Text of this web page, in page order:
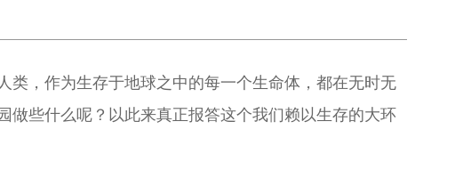
类，作为生存于地球之中的每一个生命体，都在无时无
些什么呢？以此来真正报答这个我们赖以生存的大环